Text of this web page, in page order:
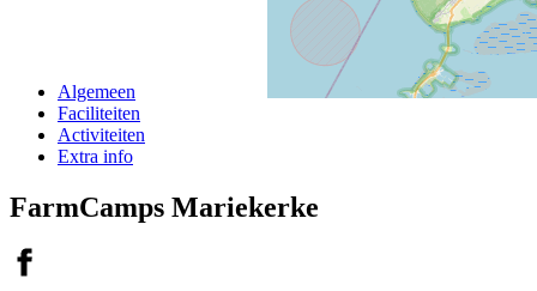
Algemeen
Faciliteiten
Activiteiten
Extra info
FarmCamps Mariekerke